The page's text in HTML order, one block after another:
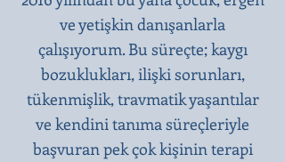
ve yetişkin danışanlarla
çalışıyorum. Bu süreçte; kaygı
bozuklukları, ilişki sorunları,
tükenmişlik, travmatik yaşantılar
ve kendini tanıma süreçleriyle
başvuran pek çok kişinin terapi